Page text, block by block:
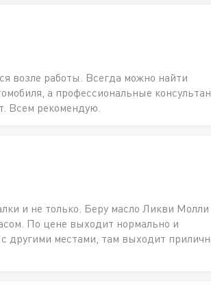
возле работы. Всегда можно найти
а профессиональные
Всем рекомендую.
и не только. Беру масло Ликви
По цене выходит нормально и
другими местами, там выходит